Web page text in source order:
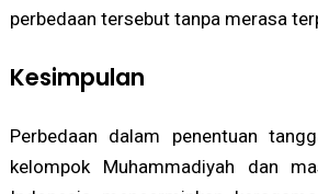
perbedaan tersebut tanpa merasa
Kesimpulan
Perbedaan dalam penentuan
kelompok Muhammadiyah dan